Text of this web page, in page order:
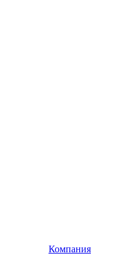
Компания